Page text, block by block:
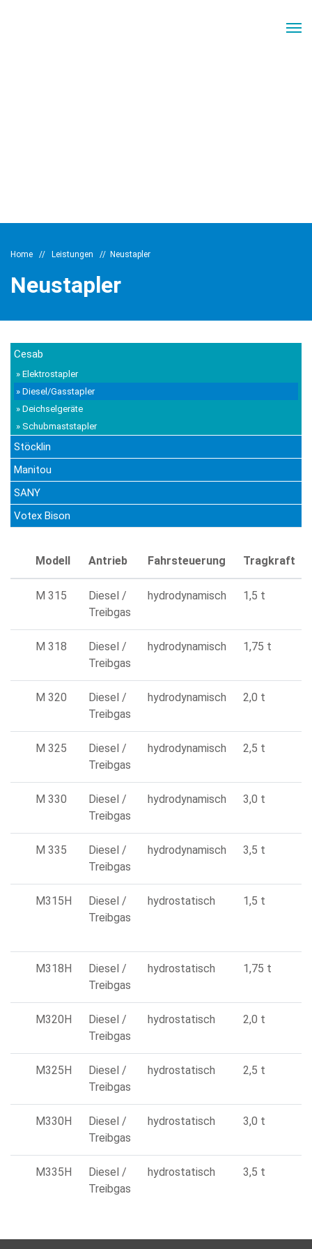
Home // Leistungen // Neustapler
Neustapler
Cesab
» Elektrostapler
» Diesel/Gasstapler
» Deichselgeräte
» Schubmaststapler
Stöcklin
Manitou
SANY
Votex Bison
Modell Antrieb Fahrsteuerung Tragkraft
M 315
Diesel /
Treibgas
hydrodynamisch 1,5 t
M 318
Diesel /
Treibgas
hydrodynamisch 1,75 t
M 320
Diesel /
Treibgas
hydrodynamisch 2,0 t
M 325
Diesel /
Treibgas
hydrodynamisch 2,5 t
M 330
Diesel /
Treibgas
hydrodynamisch 3,0 t
M 335
Diesel /
Treibgas
hydrodynamisch 3,5 t
M315H
Diesel /
Treibgas
hydrostatisch 1,5 t
M318H
Diesel /
Treibgas
hydrostatisch 1,75 t
M320H
Diesel /
Treibgas
hydrostatisch 2,0 t
M325H
Diesel /
Treibgas
hydrostatisch 2,5 t
M330H
Diesel /
Treibgas
hydrostatisch 3,0 t
M335H
Diesel /
Treibgas
hydrostatisch 3,5 t